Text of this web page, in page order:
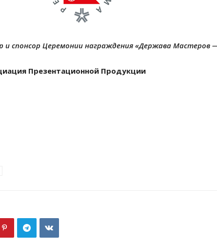
и спонсор Церемонии награждения «Держава Мастеров
Презентационной Продукции